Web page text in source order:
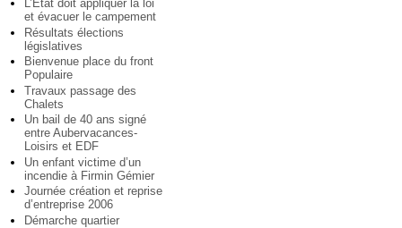
L’État doit appliquer la loi
et évacuer le campement
Résultats élections
législatives
Bienvenue place du front
Populaire
Travaux passage des
Chalets
Un bail de 40 ans signé
entre Aubervacances-
Loisirs et EDF
Un enfant victime d’un
incendie à Firmin Gémier
Journée création et reprise
d’entreprise 2006
Démarche quartier